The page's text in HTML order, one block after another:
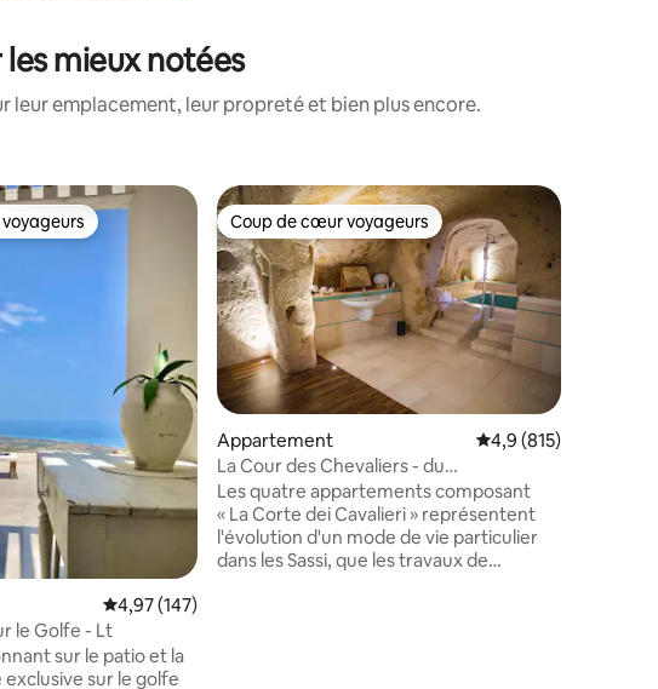
mieux notées
leur emplacement, leur propreté et bien plus encore.
287 commentaires : 4,87 sur 5
les plus appréciés
Évaluation moyenne sur la base de 147 commentaires : 4,97 sur 5
4,97 (147)
le Golfe - Lt
sur le patio et la
sur le golfe
Coup de cœur voyageurs
Coup de cœur voyageurs
Appartement Évaluation moyenne
4,9 (815)
La Cour des Chevaliers - du
Trombettiere, Matera
Les quatre appartements composant
« La Corte dei Cavalieri » représentent
l'évolution d'un mode de vie particulier
dans les Sassi, que les travaux de